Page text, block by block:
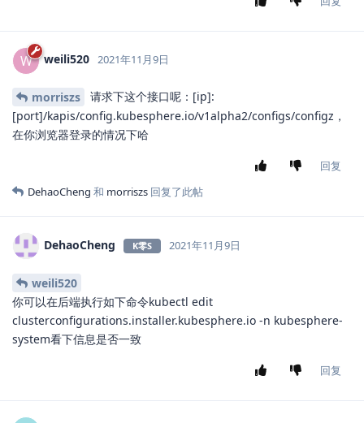
W weili520 2021年11月9日
morriszs
请求下这个接口呢：[ip]:
[port]/kapis/config.kubesphere.io/v1alpha2/configs/configz，
在你浏览器登录的情况下哈
回复
DehaoCheng 和 morriszs 回复了此帖
DehaoCheng K零S 2021年11月9日
weili520
你可以在后端执行如下命令kubectl edit
clusterconfigurations.installer.kubesphere.io -n kubesphere-
system看下信息是否一致
回复